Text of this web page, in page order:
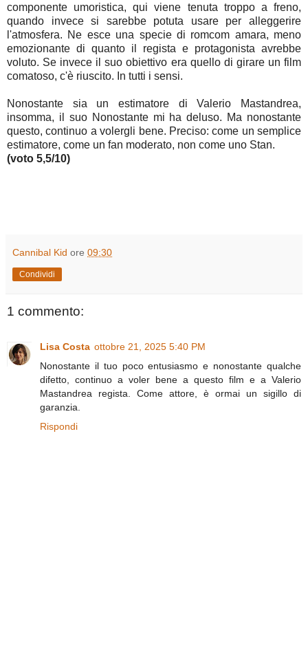
componente umoristica, qui viene tenuta troppo a freno,
quando invece si sarebbe potuta usare per alleggerire
l'atmosfera. Ne esce una specie di romcom amara, meno
emozionante di quanto il regista e protagonista avrebbe
voluto. Se invece il suo obiettivo era quello di girare un film
comatoso, c'è riuscito. In tutti i sensi.
Nonostante sia un estimatore di Valerio Mastandrea,
insomma, il suo Nonostante mi ha deluso. Ma nonostante
questo, continuo a volergli bene. Preciso: come un semplice
estimatore, come un fan moderato, non come uno Stan.
(voto 5,5/10)
Cannibal Kid ore 09:30
Condividi
1 commento:
Lisa Costa ottobre 21, 2025 5:40 PM
Nonostante il tuo poco entusiasmo e nonostante qualche
difetto, continuo a voler bene a questo film e a Valerio
Mastandrea regista. Come attore, è ormai un sigillo di
garanzia.
Rispondi